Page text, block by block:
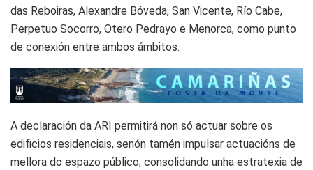
das Reboiras, Alexandre Bóveda, San Vicente, Río Cabe,
Perpetuo Socorro, Otero Pedrayo e Menorca, como punto
de conexión entre ambos ámbitos.
A declaración da ARI permitirá non só actuar sobre os
edificios residenciais, senón tamén impulsar actuacións de
mellora do espazo público, consolidando unha estratexia de